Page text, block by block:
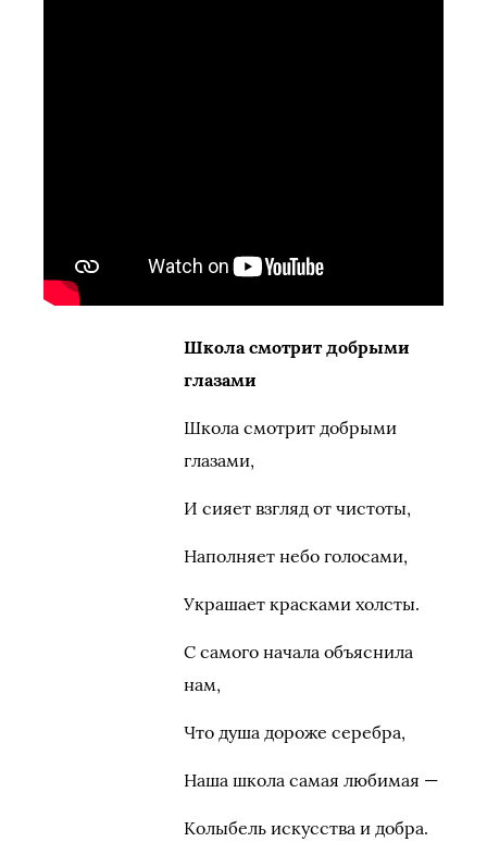
Школа смотрит добрыми
глазами
Школа смотрит добрыми
глазами,
И сияет взгляд от чистоты,
Наполняет небо голосами,
Украшает красками холсты.
С самого начала объяснила
нам,
Что душа дороже серебра,
Наша школа самая любимая —
Колыбель искусства и добра.